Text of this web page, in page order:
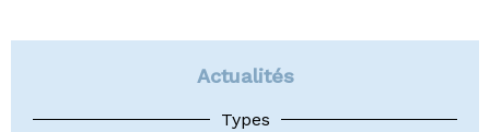
Actualités
Types